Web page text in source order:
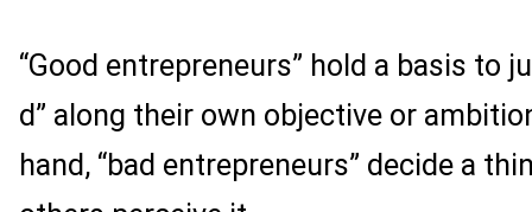
“Good entrepreneurs” hold a basis to
d” along their own objective or
hand, “bad entrepreneurs” decide a